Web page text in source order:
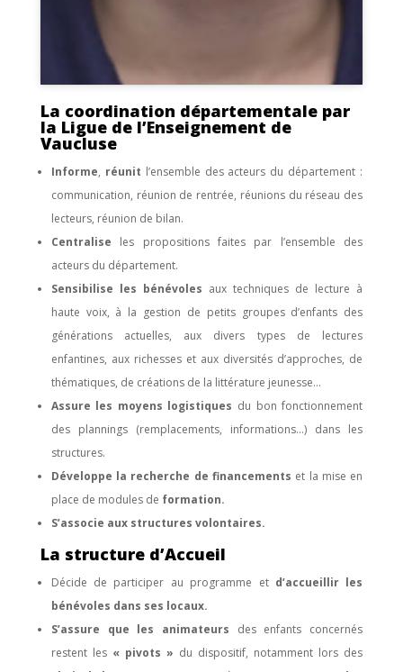
La coordination départementale par
la Ligue de l’Enseignement de
Vaucluse
Informe, réunit l’ensemble des acteurs du département :
communication, réunion de rentrée, réunions du réseau des
lecteurs, réunion de bilan.
Centralise les propositions faites par l’ensemble des
acteurs du département.
Sensibilise les bénévoles aux techniques de lecture à
haute voix, à la gestion de petits groupes d’enfants des
générations actuelles, aux divers types de lectures
enfantines, aux richesses et aux diversités d’approches, de
thématiques, de créations de la littérature jeunesse…
Assure les moyens logistiques du bon fonctionnement
des plannings (remplacements, informations…) dans les
structures.
Développe la recherche de financements et la mise en
place de modules de formation.
S’associe aux structures volontaires.
La structure d’Accueil
Décide de participer au programme et d’accueillir les
bénévoles dans ses locaux.
S’assure que les animateurs des enfants concernés
restent les « pivots » du dispositif, notamment lors des